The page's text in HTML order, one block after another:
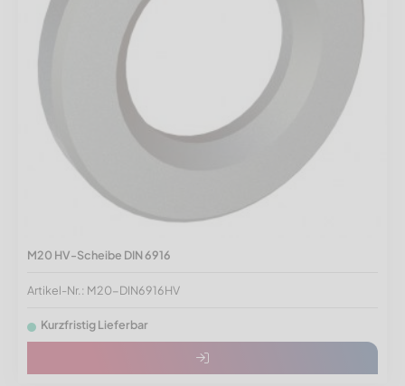
M20 HV-Scheibe DIN 6916
Artikel-Nr.: M20-DIN6916HV
Kurzfristig Lieferbar